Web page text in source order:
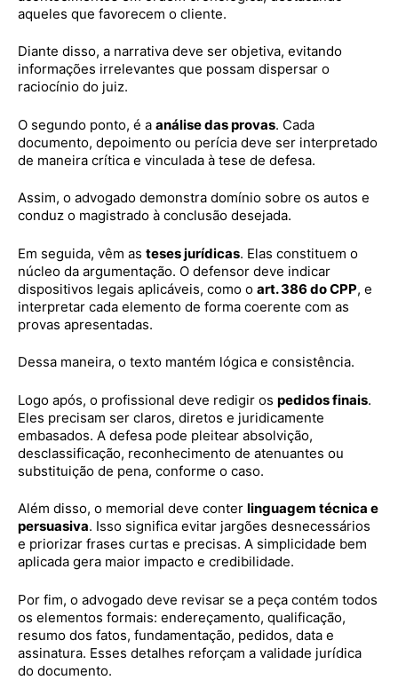
aqueles que favorecem o cliente.
Diante disso, a narrativa deve ser objetiva, evitando
informações irrelevantes que possam dispersar o
raciocínio do juiz.
O segundo ponto, é a análise das provas. Cada
documento, depoimento ou perícia deve ser interpretado
de maneira crítica e vinculada à tese de defesa.
Assim, o advogado demonstra domínio sobre os autos e
conduz o magistrado à conclusão desejada.
Em seguida, vêm as teses jurídicas. Elas constituem o
núcleo da argumentação. O defensor deve indicar
dispositivos legais aplicáveis, como o art. 386 do CPP, e
interpretar cada elemento de forma coerente com as
provas apresentadas.
Dessa maneira, o texto mantém lógica e consistência.
Logo após, o profissional deve redigir os pedidos finais.
Eles precisam ser claros, diretos e juridicamente
embasados. A defesa pode pleitear absolvição,
desclassificação, reconhecimento de atenuantes ou
substituição de pena, conforme o caso.
Além disso, o memorial deve conter linguagem técnica e
persuasiva. Isso significa evitar jargões desnecessários
e priorizar frases curtas e precisas. A simplicidade bem
aplicada gera maior impacto e credibilidade.
Por fim, o advogado deve revisar se a peça contém todos
os elementos formais: endereçamento, qualificação,
resumo dos fatos, fundamentação, pedidos, data e
assinatura. Esses detalhes reforçam a validade jurídica
do documento.